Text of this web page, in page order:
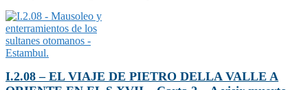
I.2.08 – EL VIAJE DE PIETRO DELLA VALLE A